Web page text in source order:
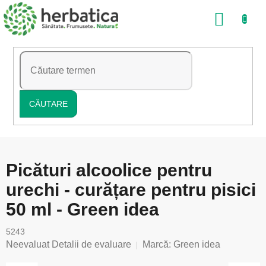
Treci
la
conținut
CĂUTARE
COŞ
Picături alcoolice pentru
urechi - curățare pentru pisici
50 ml - Green idea
5243
Evaluarea
Neevaluat Detalii de evaluare Marcă: Green idea